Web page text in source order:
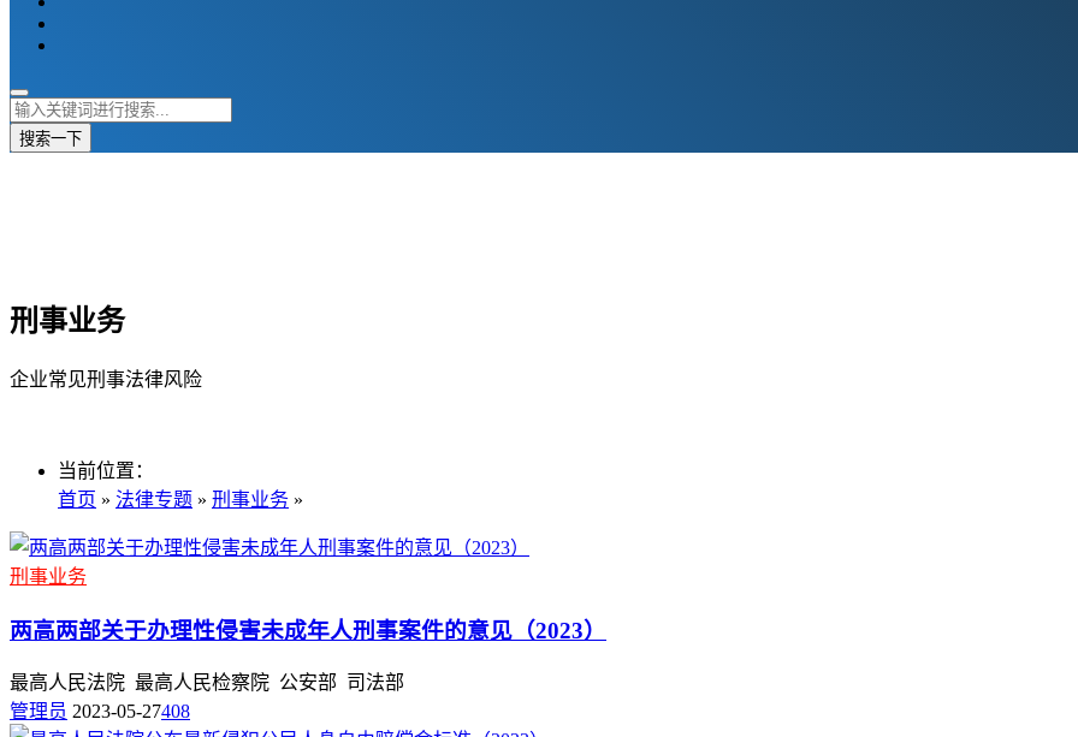
搜索一下
刑事业务
企业常见刑事法律风险
当前位置：
首页 » 法律专题 » 刑事业务 »
刑事业务
两高两部关于办理性侵害未成年人刑事案件的意见（2023）
最高人民法院 最高人民检察院 公安部 司法部
管理员 2023-05-27408